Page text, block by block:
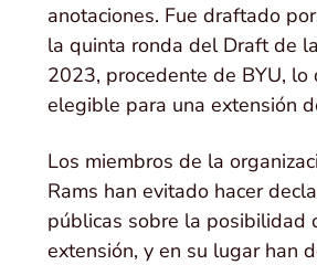
anotaciones. Fue draftado
la quinta ronda del Draft de
2023, procedente de BYU, lo
elegible para una extensión
Los miembros de la
Rams han evitado hacer
públicas sobre la posibilidad
extensión, y en su lugar han